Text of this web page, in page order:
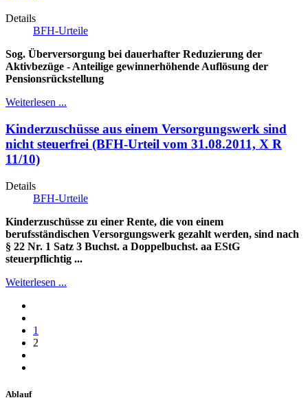
Details
BFH-Urteile
Sog. Überversorgung bei dauerhafter Reduzierung der
Aktivbezüge - Anteilige gewinnerhöhende Auflösung der
Pensionsrückstellung
Weiterlesen ...
Kinderzuschüsse aus einem Versorgungswerk sind
nicht steuerfrei (BFH-Urteil vom 31.08.2011, X R
11/10)
Details
BFH-Urteile
Kinderzuschüsse zu einer Rente, die von einem
berufsständischen Versorgungswerk gezahlt werden, sind nach
§ 22 Nr. 1 Satz 3 Buchst. a Doppelbuchst. aa EStG
steuerpflichtig ...
Weiterlesen ...
1
2
Ablauf